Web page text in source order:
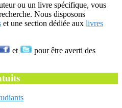
ou un livre spécifique, vous
Nous disposons
et une section dédiée aux livres
et
pour être averti des